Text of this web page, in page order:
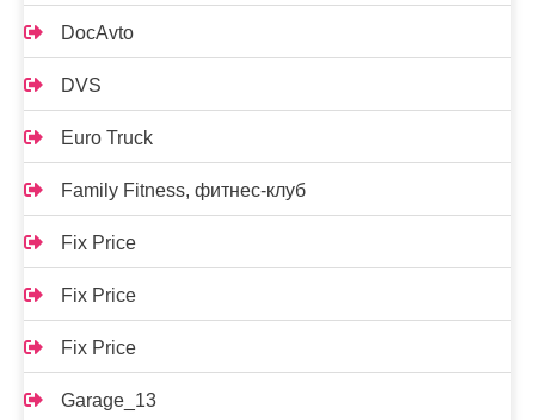
DocAvto
DVS
Euro Truck
Family Fitness, фитнес-клуб
Fix Price
Fix Price
Fix Price
Garage_13